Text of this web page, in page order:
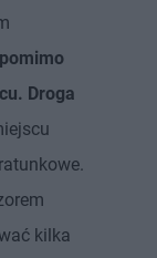
Droga
kilka